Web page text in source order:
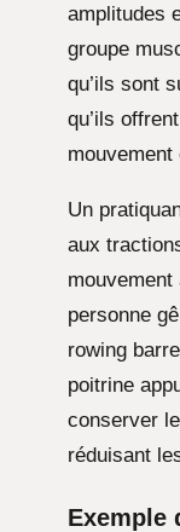
amplitudes
groupe
qu’ils sont
qu’ils
mouvement
Un
aux
personne
rowing
poitrine
conserver le
réduisant
Exemple